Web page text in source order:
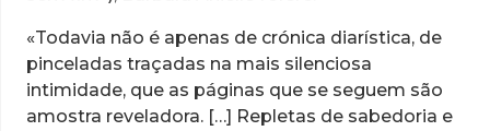
«Todavia não é apenas de crónica diarística, de
pinceladas traçadas na mais silenciosa
intimidade, que as páginas que se seguem são
amostra reveladora. […] Repletas de sabedoria e